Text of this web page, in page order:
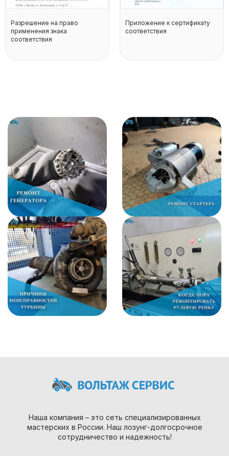
Разрешение на право
применения знака
соответствия
Приложение к сертификату
соответствия
Наша компания – это сеть специализированных
мастерских в России. Наш лозунг-долгосрочное
сотрудничество и надежность!